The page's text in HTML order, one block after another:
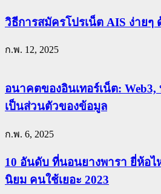
วิธีการสมัครโปรเน็ต AIS ง่ายๆ
ก.พ. 12, 2025
อนาคตของอินเทอร์เน็ต:
เป็นส่วนตัวของข้อมูล
ก.พ. 6, 2025
10 อันดับ ที่นอนยางพารา ยี่ห้อ
นิยม คนใช้เยอะ 2023